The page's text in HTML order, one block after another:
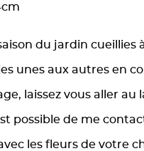
du jardin cueillies
unes aux autres en
laissez vous aller au
possible de me
les fleurs de votre